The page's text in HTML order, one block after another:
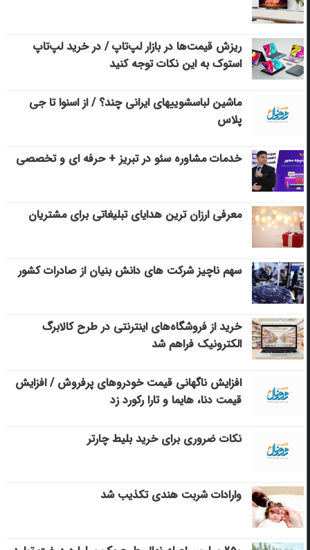
ریزش قیمت‌ها در بازار لپ‌تاپ / در خرید لپ‌تاپ
استوک به این نکات توجه کنید
ماشین لباسشویی‎های ایرانی چند؟ / از اسنوا تا جی
پلاس
خدمات مشاوره سئو در تبریز + حرفه ای و تخصصی
معرفی ارزان ترین هدایای تبلیغاتی برای مشتریان
سهم ناچیز شرکت های دانش بنیان از صادرات کشور
خرید از فروشگاه‌های اینترنتی در طرح کالابرگ
الکترونیک فراهم شد
افزایش ناگهانی قیمت خودروهای پرفروش / افزایش
قیمت دنا، هایما و تارا رکورد زد
نکات ضروری برای خرید بلیط چارتر
وارادات شربت هندی تکذیب شد